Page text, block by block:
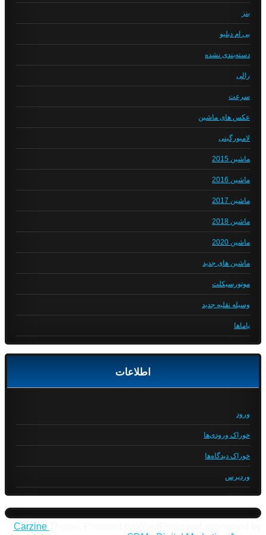
بنز
بی ام دبلیو
دسته‌بندی نشده
رالی
سرعت
عکس های ماشین
لامبورگینی
ماشین 2015
ماشین 2016
ماشین 2017
ماشین 2018
ماشین 2020
ماشین های جدید
موتورسیکلت
وسیله نقلیه جدید
یاماها
اطلاعات
ورود
خوراک ورودی‌ها
خوراک دیدگاه‌ها
وردپرس
Carzine